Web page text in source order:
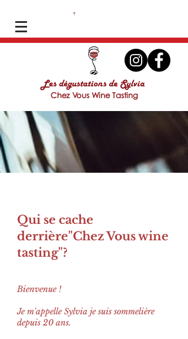
Les dégustations de Sylvia
Chez Vous Wine Tasting
Qui se cache
derrière"Chez Vous wine
tasting"?
Bienvenue !
Je m'appelle Sylvia je suis sommelière
depuis 20 ans.